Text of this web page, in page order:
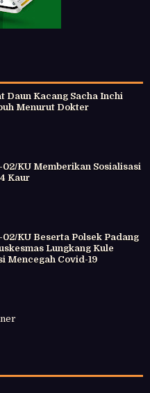
Daun Kacang Sacha Inchi
Menurut Dokter
KU Memberikan Sosialisasi
Kaur
KU Beserta Polsek Padang
Lungkang Kule
Mencegah Covid-19